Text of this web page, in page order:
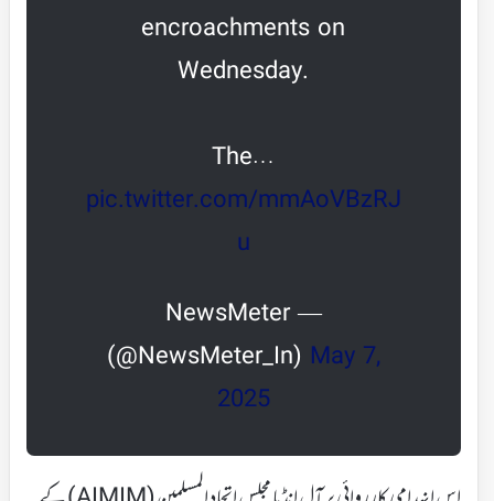
encroachments on
Wednesday.
The…
pic.twitter.com/mmAoVBzRJ
u
— NewsMeter
(@NewsMeter_In) May 7,
2025